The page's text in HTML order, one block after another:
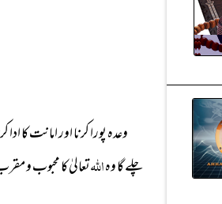
وعدہ پورا کرنا اور امانت کا
چلے گا وہاللہتعالیٰ کا محبوب و